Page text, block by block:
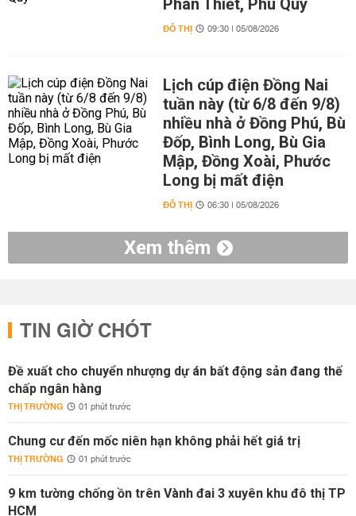
Phan Thiết, Phú Quý
ĐÔ THỊ 09:30 | 05/08/2026
Lịch cúp điện Đồng Nai
tuần này (từ 6/8 đến 9/8)
nhiều nhà ở Đồng Phú, Bù
Đốp, Bình Long, Bù Gia
Mập, Đồng Xoài, Phước
Long bị mất điện
ĐÔ THỊ 06:30 | 05/08/2026
Xem thêm
TIN GIỜ CHÓT
Đề xuất cho chuyển nhượng dự án bất động sản đang thế
chấp ngân hàng
THỊ TRƯỜNG 01 phút trước
Chung cư đến mốc niên hạn không phải hết giá trị
THỊ TRƯỜNG 01 phút trước
9 km tường chống ồn trên Vành đai 3 xuyên khu đô thị TP
HCM